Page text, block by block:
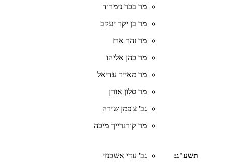
מר בכר נימרוד
מר בן יקר יעקב
מר זהר ארז
מר כהן אליהו
מר מאייר עדיאל
מר סלון אורן
גב' צ'פמן שירה
מר קורנרייך מיכה
תשע"ג:
גב' עדי אשכנזי